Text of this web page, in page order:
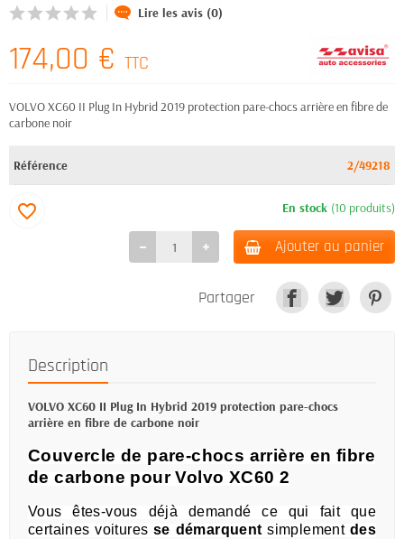
Lire les avis (0)
174,00 € TTC
VOLVO XC60 II Plug In Hybrid 2019 protection pare-chocs arrière en fibre de
carbone noir
Référence 2/49218
En stock (10 produits)
Ajouter au panier
favorite_border
Partager
Description
VOLVO XC60 II Plug In Hybrid 2019 protection pare-chocs
arrière en fibre de carbone noir
Couvercle de pare-chocs arrière en fibre
de carbone pour Volvo XC60 2
Vous êtes-vous déjà demandé ce qui fait que
certaines voituresse démarquent simplement des